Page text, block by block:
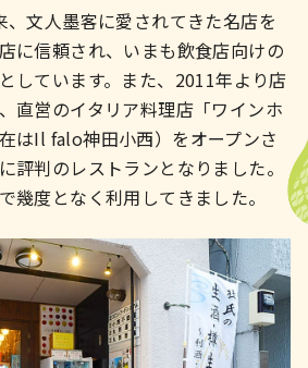
文人墨客に愛されてきた名店を
に信頼され、いまも飲食店向けの
しています。また、2011年より店
直営のイタリア料理店「ワインホ
はIl falo神田小西）をオープンさ
評判のレストランとなりました。
幾度となく利用してきました。